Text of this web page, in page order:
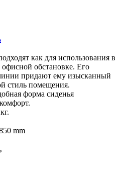
как для использования в
обстановке. Его
придают ему изысканный
стиль помещения.
форма сиденья
mm